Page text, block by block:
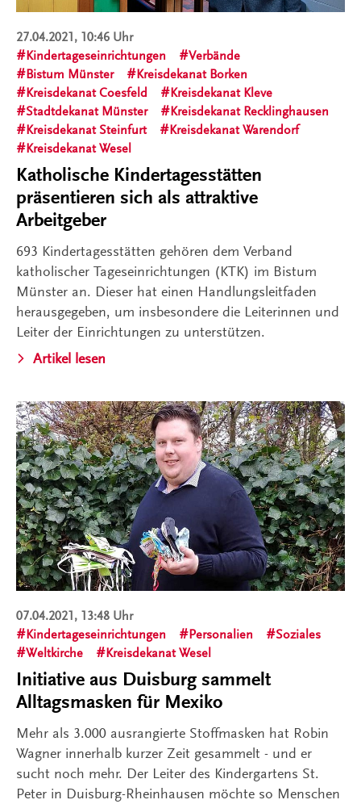
27.04.2021, 10:46 Uhr
Kindertageseinrichtungen
Verbände
Bistum Münster
Kreisdekanat Borken
Kreisdekanat Coesfeld
Kreisdekanat Kleve
Stadtdekanat Münster
Kreisdekanat Recklinghausen
Kreisdekanat Steinfurt
Kreisdekanat Warendorf
Kreisdekanat Wesel
Katholische Kindertagesstätten
präsentieren sich als attraktive
Arbeitgeber
693 Kindertagesstätten gehören dem Verband
katholischer Tageseinrichtungen (KTK) im Bistum
Münster an. Dieser hat einen Handlungsleitfaden
herausgegeben, um insbesondere die Leiterinnen und
Leiter der Einrichtungen zu unterstützen.
Artikel lesen
07.04.2021, 13:48 Uhr
Kindertageseinrichtungen
Personalien
Soziales
Weltkirche
Kreisdekanat Wesel
Initiative aus Duisburg sammelt
Alltagsmasken für Mexiko
Mehr als 3.000 ausrangierte Stoffmasken hat Robin
Wagner innerhalb kurzer Zeit gesammelt - und er
sucht noch mehr. Der Leiter des Kindergartens St.
Peter in Duisburg-Rheinhausen möchte so Menschen